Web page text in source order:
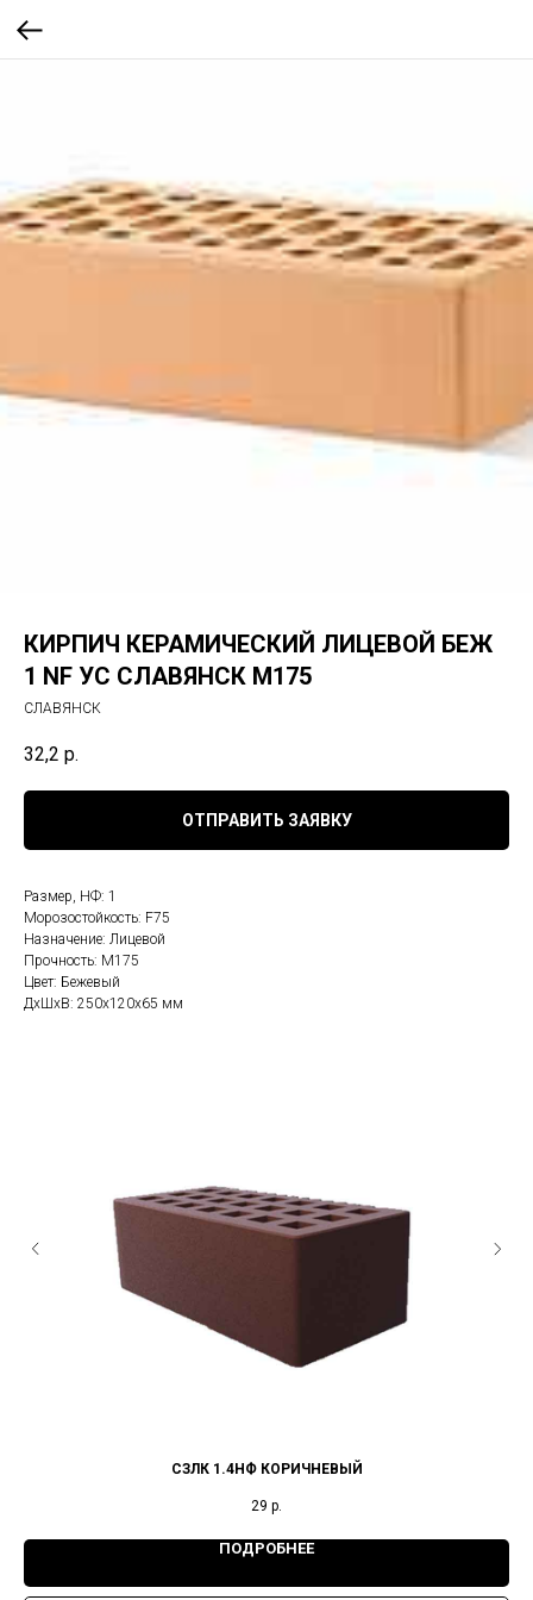
КИРПИЧ КЕРАМИЧЕСКИЙ ЛИЦЕВОЙ БЕЖ
1 NF УС СЛАВЯНСК М175
СЛАВЯНСК
32,2 р.
ОТПРАВИТЬ ЗАЯВКУ
Размер, НФ: 1
Морозостойкость: F75
Назначение: Лицевой
Прочность: М175
Цвет: Бежевый
ДxШxВ: 250x120x65 мм
СЗЛК 1.4НФ КОРИЧНЕВЫЙ
29 р.
ПОДРОБНЕЕ